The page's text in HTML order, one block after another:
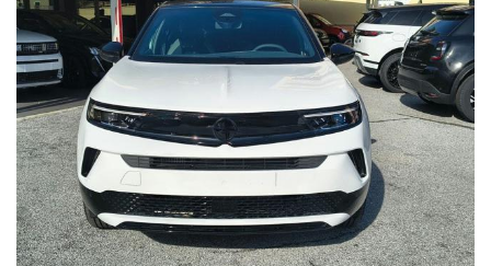
Sicurezza e Assistenza alla guida (Safety Pack)
Frenata automatica d'emergenza
Lane Keep Assist
Riconoscimento segnali stradali
Rilevamento stanchezza guidatore
Rearview Camera Pack: Telecamera posteriore a 180° e
sensori di parcheggio posteriori.
Cruise Control
CATENA DI DISTRIBUZIONE